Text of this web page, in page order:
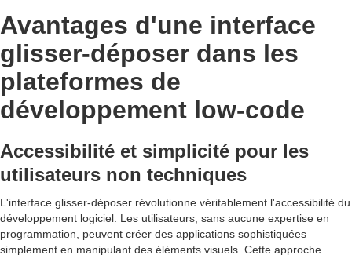
Avantages d'une interface
glisser-déposer dans les
plateformes de
développement low-code
Accessibilité et simplicité pour les
utilisateurs non techniques
L'interface glisser-déposer révolutionne véritablement l'accessibilité du
développement logiciel. Les utilisateurs, sans aucune expertise en
programmation, peuvent créer des applications sophistiquées
simplement en manipulant des éléments visuels. Cette approche